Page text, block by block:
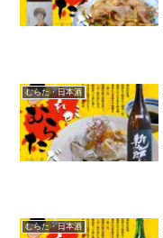
むらた・日本酒
むらた・日本酒